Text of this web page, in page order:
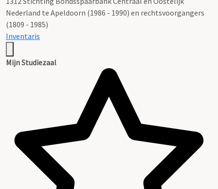
Nederland te Apeldoorn (1986 - 1990) en rechtsvoorgangers
(1809 - 1985)
Inventaris
Mijn Studiezaal